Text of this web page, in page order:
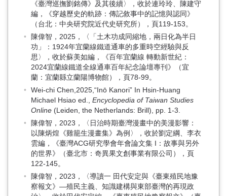
《臺灣巡撫劉銘傳》及其後續〉，收於連玲玲、陳建守
編，《穿越歷史的軌跡：傳記敘事中的記憶與認同》
（台北：中央研究院近代史研究所），頁119-153。
陳偉智，2025，〈「土木功成同縮地，兩日化為半日
功」：1924年宜蘭線鐵道通車的多重時空經驗與反
思〉，收於蘇美如編，《百年宜蘭線 轉動新世紀：
2024宜蘭線鐵道全線通車百年紀念論壇專刊》（宜
蘭：宜蘭縣立蘭陽博物館），頁78-99。
Wei-chi Chen,2025,“Inō Kanori” In Hsin-Huang
Michael Hsiao ed., Encyclopedia of Taiwan Studies
Online (Leiden, the Netherlands: Brill), pp. 1-3.
陳偉智，2023，〈日治時期臺灣漫畫中的美漫影響：
以陳炳煌《雞籠生漫畫集》為例〉，收於劉定綱、李衣
雲編，《臺灣ACG研究學會年會論文集 I：故事與另外
的世界》（臺北市：奇異果文創事業有限公司），頁
122-145。
陳偉智，2023，〈導讀一 田代安定與《臺東殖民地豫
察報文》—殖民主義、知識建構與東部臺灣的再現政